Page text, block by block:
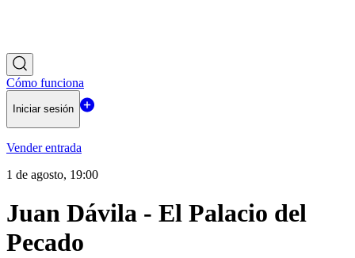
Cómo funciona
Iniciar sesión
Vender entrada
1 de agosto, 19:00
Juan Dávila - El Palacio del
Pecado